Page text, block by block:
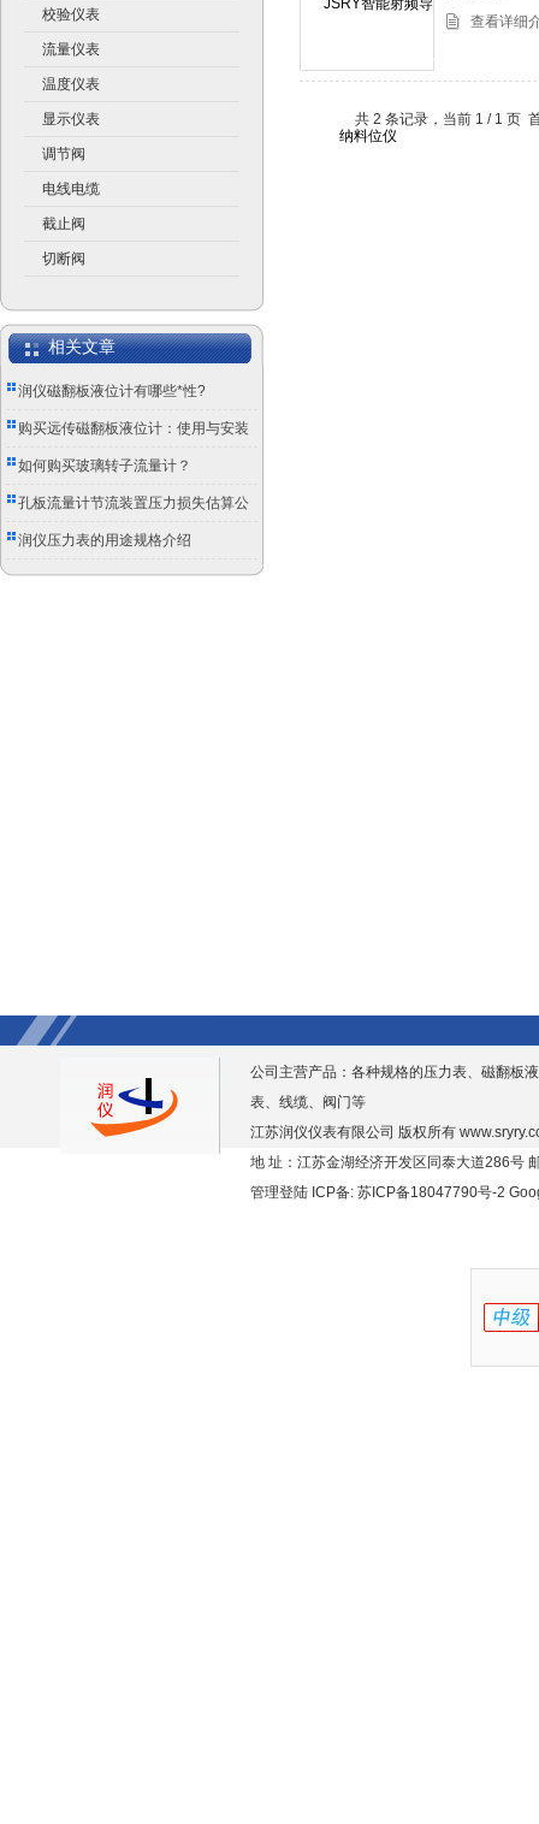
校验仪表
流量仪表
温度仪表
显示仪表
调节阀
电线电缆
截止阀
切断阀
相关文章
润仪磁翻板液位计有哪些*性?
购买远传磁翻板液位计：使用与安装
调整要求？
如何购买玻璃转子流量计？
孔板流量计节流装置压力损失估算公
式
润仪压力表的用途规格介绍
查看详细
共 2 条记录，当前 1 / 1 页
公司主营产品：各种规格的压力表、磁翻板
表、线缆、阀门等
江苏润仪仪表有限公司 版权所有
地 址：江苏金湖经济开发区同泰大道286号
管理登陆 ICP备: 苏ICP备18047790号-2